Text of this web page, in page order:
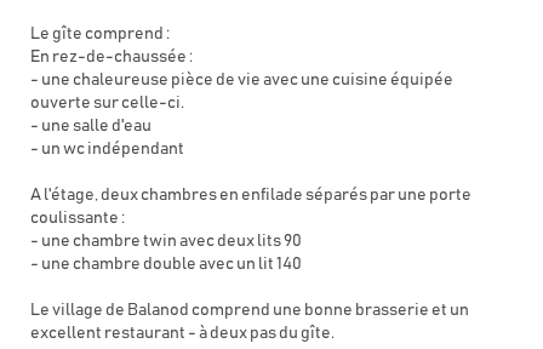
Le gîte comprend :
En rez-de-chaussée :
- une chaleureuse pièce de vie avec une cuisine équipée
ouverte sur celle-ci.
- une salle d'eau
- un wc indépendant
A l'étage, deux chambres en enfilade séparés par une porte
coulissante :
- une chambre twin avec deux lits 90
- une chambre double avec un lit 140
Le village de Balanod comprend une bonne brasserie et un
excellent restaurant - à deux pas du gîte.